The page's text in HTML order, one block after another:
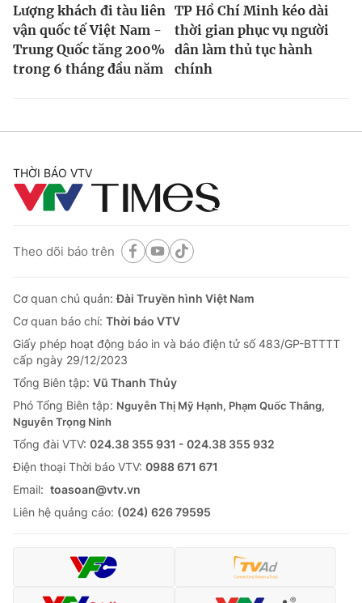
Lượng khách đi tàu liên
vận quốc tế Việt Nam -
Trung Quốc tăng 200%
trong 6 tháng đầu năm
TP Hồ Chí Minh kéo dài
thời gian phục vụ người
dân làm thủ tục hành
chính
THỜI BÁO VTV
Theo dõi báo trên
Cơ quan chủ quản:Đài Truyền hình Việt Nam
Cơ quan báo chí: Thời báo VTV
Giấy phép hoạt động báo in và báo điện tử số 483/GP-BTTTT
cấp ngày 29/12/2023
Tổng Biên tập: Vũ Thanh Thủy
Phó Tổng Biên tập: Nguyễn Thị Mỹ Hạnh, Phạm Quốc Thắng,
Nguyễn Trọng Ninh
Tổng đài VTV: 024.38 355 931 - 024.38 355 932
Ðiện thoại Thời báo VTV: 0988 671 671
Email: toasoan@vtv.vn
Liên hệ quảng cáo: (024) 626 79595